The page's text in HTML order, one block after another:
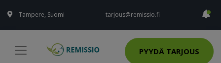
Tampere, Suomi tarjous@remissio.fi
PYYDÄ TARJOUS